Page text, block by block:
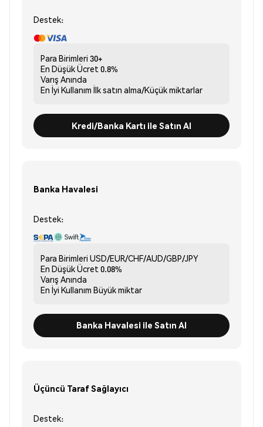
Destek:
Para Birimleri 30+
En Düşük Ücret 0.8%
Varış Anında
En İyi Kullanım İlk satın alma/Küçük miktarlar
Kredi/Banka Kartı ile Satın Al
Banka Havalesi
Destek:
Para Birimleri USD/EUR/CHF/AUD/GBP/JPY
En Düşük Ücret 0.08%
Varış Anında
En İyi Kullanım Büyük miktar
Banka Havalesi ile Satın Al
Üçüncü Taraf Sağlayıcı
Destek: